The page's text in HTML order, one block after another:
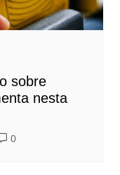
sobre
nesta
0